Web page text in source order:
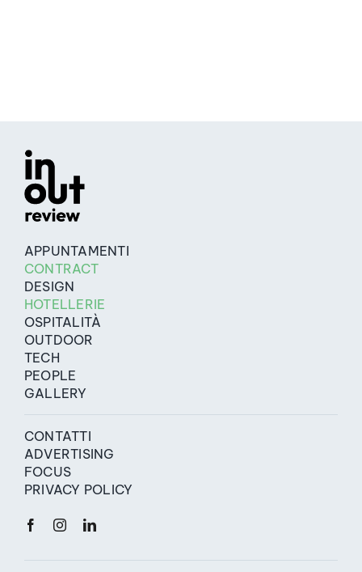
APPUNTAMENTI
CONTRACT
DESIGN
HOTELLERIE
OSPITALITÀ
OUTDOOR
TECH
PEOPLE
GALLERY
CONTATTI
ADVERTISING
FOCUS
PRIVACY POLICY